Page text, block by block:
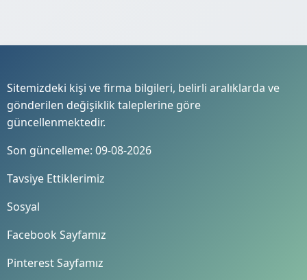
Sitemizdeki kişi ve firma bilgileri, belirli aralıklarda ve
gönderilen değişiklik taleplerine göre
güncellenmektedir.
Son güncelleme: 09-08-2026
Tavsiye Ettiklerimiz
Sosyal
Facebook Sayfamız
Pinterest Sayfamız